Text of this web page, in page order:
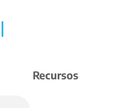
Recursos